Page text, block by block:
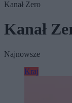
Kanał Zero
Kanał
Najnowsze
Kraj